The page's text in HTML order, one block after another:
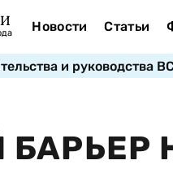
Новости Статьи
и руководства